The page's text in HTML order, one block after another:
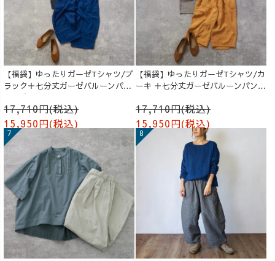
【福袋】ゆったりガーゼTシャツ/ブ
ラック＋七分丈ガーゼバルーンパン
ツ /ブルー
17,710円(税込)
15,950円(税込)
【福袋】ゆったりガーゼTシャツ/カ
ーキ ＋七分丈ガーゼバルーンパンツ
17,710円(税込)
15,950円(税込)